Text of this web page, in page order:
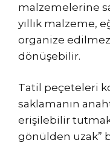
malzemelerine
yıllık malzeme,
organize
dönüşebilir.
Tatil peçeteleri
saklamanın
erişilebilir
gönülden uzak”